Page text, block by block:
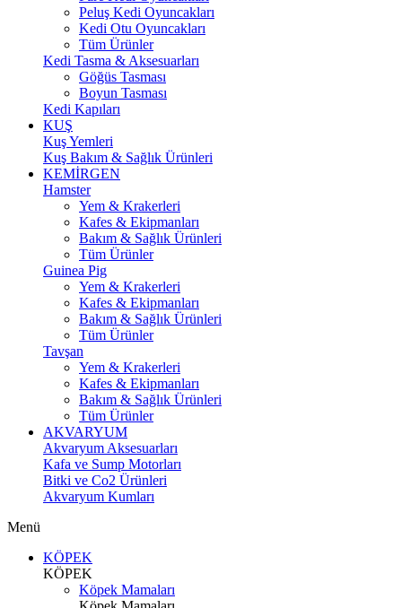
Peluş Kedi Oyuncakları
Kedi Otu Oyuncakları
Tüm Ürünler
Kedi Tasma & Aksesuarları
Göğüs Tasması
Boyun Tasması
Kedi Kapıları
KUŞ
Kuş Yemleri
Kuş Bakım & Sağlık Ürünleri
KEMİRGEN
Hamster
Yem & Krakerleri
Kafes & Ekipmanları
Bakım & Sağlık Ürünleri
Tüm Ürünler
Guinea Pig
Yem & Krakerleri
Kafes & Ekipmanları
Bakım & Sağlık Ürünleri
Tüm Ürünler
Tavşan
Yem & Krakerleri
Kafes & Ekipmanları
Bakım & Sağlık Ürünleri
Tüm Ürünler
AKVARYUM
Akvaryum Aksesuarları
Kafa ve Sump Motorları
Bitki ve Co2 Ürünleri
Akvaryum Kumları
Menü
KÖPEK
KÖPEK
Köpek Mamaları